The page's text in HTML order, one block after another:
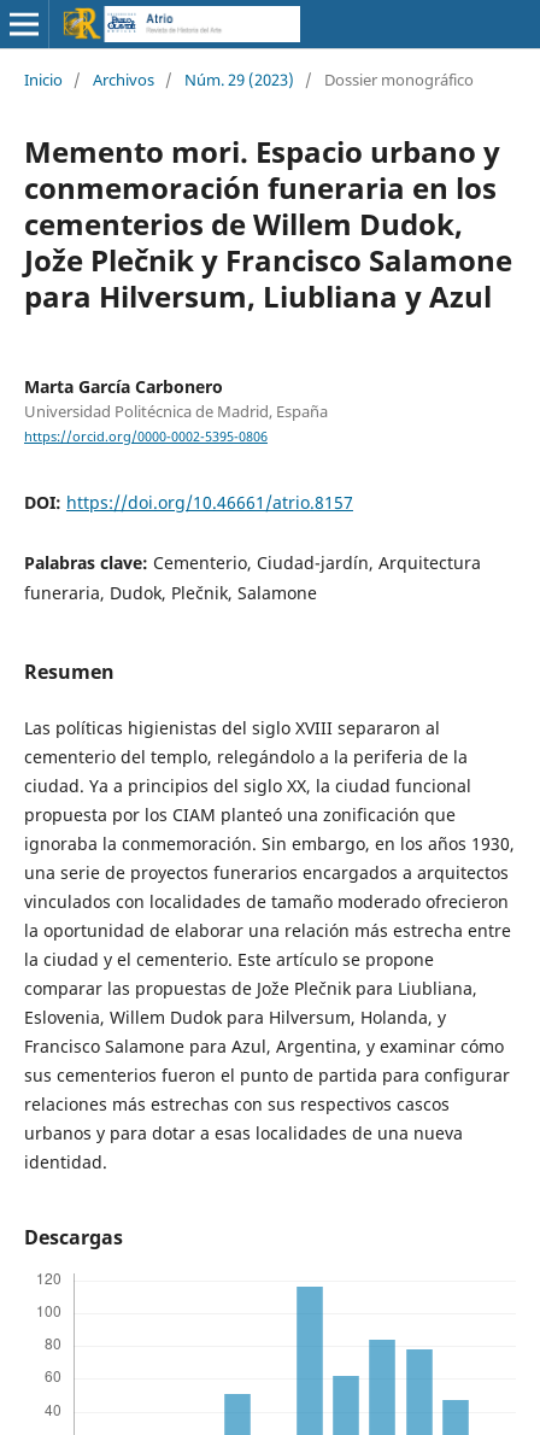
Inicio / Archivos / Núm. 29 (2023) / Dossier monográfico
Memento mori. Espacio urbano y
conmemoración funeraria en los
cementerios de Willem Dudok,
Jože Plečnik y Francisco Salamone
para Hilversum, Liubliana y Azul
Marta García Carbonero
Universidad Politécnica de Madrid, España
https://orcid.org/0000-0002-5395-0806
DOI: https://doi.org/10.46661/atrio.8157
Palabras clave: Cementerio, Ciudad-jardín, Arquitectura
funeraria, Dudok, Plečnik, Salamone
Resumen
Las políticas higienistas del siglo XVIII separaron al
cementerio del templo, relegándolo a la periferia de la
ciudad. Ya a principios del siglo XX, la ciudad funcional
propuesta por los CIAM planteó una zonificación que
ignoraba la conmemoración. Sin embargo, en los años 1930,
una serie de proyectos funerarios encargados a arquitectos
vinculados con localidades de tamaño moderado ofrecieron
la oportunidad de elaborar una relación más estrecha entre
la ciudad y el cementerio. Este artículo se propone
comparar las propuestas de Jože Plečnik para Liubliana,
Eslovenia, Willem Dudok para Hilversum, Holanda, y
Francisco Salamone para Azul, Argentina, y examinar cómo
sus cementerios fueron el punto de partida para configurar
relaciones más estrechas con sus respectivos cascos
urbanos y para dotar a esas localidades de una nueva
identidad.
Descargas